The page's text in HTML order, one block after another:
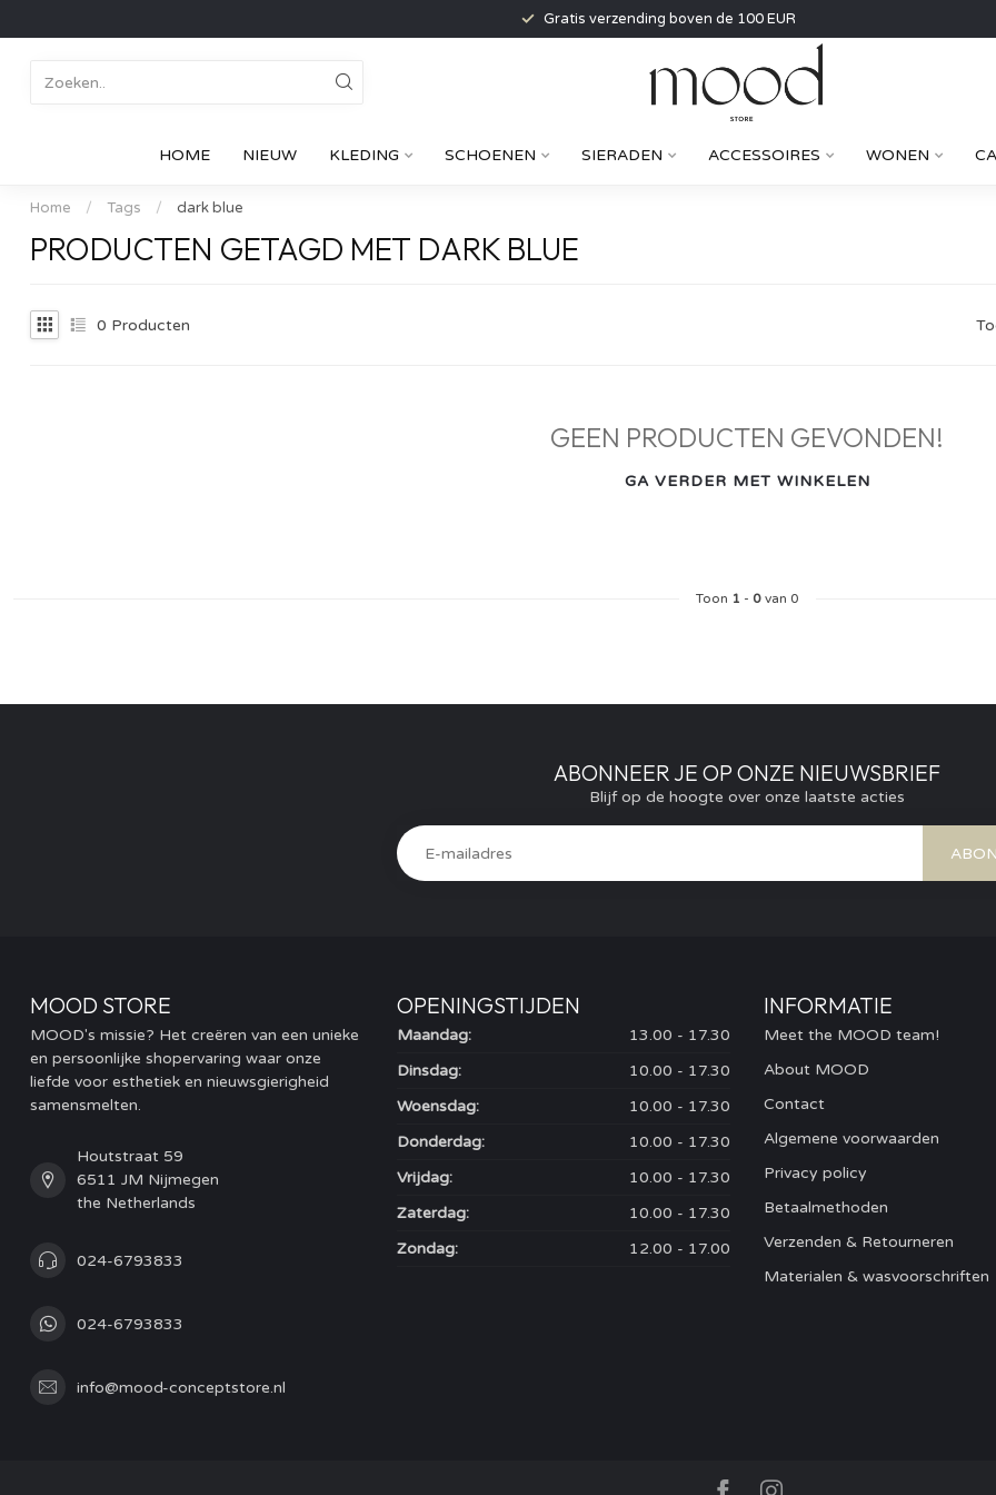
Gratis verzending boven de 100 EUR
HOME NIEUW KLEDING SCHOENEN SIERADEN ACCESSOIRES WONEN
Home / Tags / dark blue
PRODUCTEN GETAGD MET DARK BLUE
0 Producten
GEEN PRODUCTEN GEVONDEN!
GA VERDER MET WINKELEN
Toon 1 - 0van 0
ABONNEER JE OP ONZE NIEUWSBRIEF
Blijf op de hoogte over onze laatste acties
MOOD STORE
MOOD's missie? Het creëren van een unieke
en persoonlijke shopervaring waar onze
liefde voor esthetiek en nieuwsgierigheid
samensmelten.
Houtstraat 59
6511 JM Nijmegen
the Netherlands
024-6793833
024-6793833
info@mood-conceptstore.nl
OPENINGSTIJDEN
Maandag:
13.00 - 17.30
Dinsdag:
10.00 - 17.30
Woensdag:
10.00 - 17.30
Donderdag:
10.00 - 17.30
Vrijdag:
10.00 - 17.30
Zaterdag:
10.00 - 17.30
Zondag:
12.00 - 17.00
INFORMATIE
Meet the MOOD team!
About MOOD
Contact
Algemene voorwaarden
Privacy policy
Betaalmethoden
Verzenden & Retourneren
Materialen & wasvoorschriften